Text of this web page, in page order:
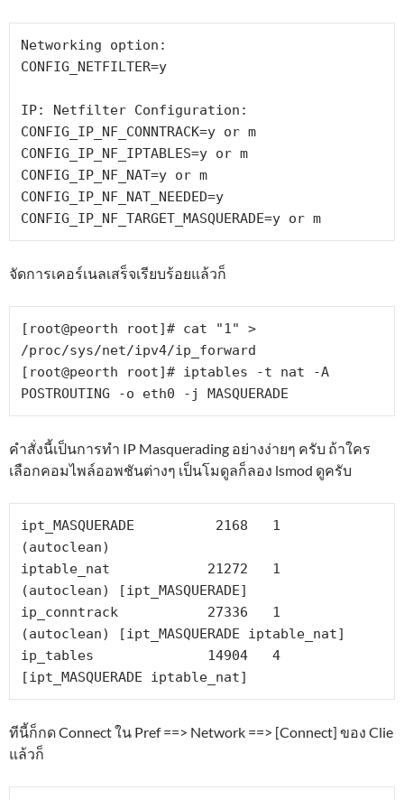
Networking option:
CONFIG_NETFILTER=y
IP: Netfilter Configuration:
CONFIG_IP_NF_CONNTRACK=y or m
CONFIG_IP_NF_IPTABLES=y or m
CONFIG_IP_NF_NAT=y or m
CONFIG_IP_NF_NAT_NEEDED=y
CONFIG_IP_NF_TARGET_MASQUERADE=y or m
จัดการเคอร์เนลเสร็จเรียบร้อยแล้วก็
[root@peorth root]# cat "1" >
/proc/sys/net/ipv4/ip_forward
[root@peorth root]# iptables -t nat -A
POSTROUTING -o eth0 -j MASQUERADE
คำสั่งนี้เป็นการทำ IP Masquerading อย่างง่ายๆ ครับ ถ้าใคร
เลือกคอมไพล์ออพชันต่างๆ เป็นโมดูลก็ลอง lsmod ดูครับ
ipt_MASQUERADE          2168   1
(autoclean)
iptable_nat            21272   1
(autoclean) [ipt_MASQUERADE]
ip_conntrack           27336   1
(autoclean) [ipt_MASQUERADE iptable_nat]
ip_tables              14904   4
[ipt_MASQUERADE iptable_nat]
ทีนี้ก็กด Connect ใน Pref ==> Network ==> [Connect] ของ Clie
แล้วก็